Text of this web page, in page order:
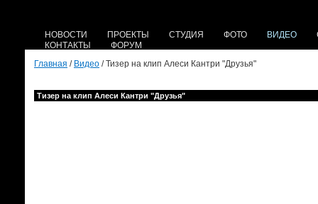
НОВОСТИ ПРОЕКТЫ СТУДИЯ ФОТО ВИДЕО
КОНТАКТЫ
ФОРУМ
Главная / Видео / Тизер на клип Алеси Кантри "Друзья"
Тизер на клип Алеси Кантри "Друзья"